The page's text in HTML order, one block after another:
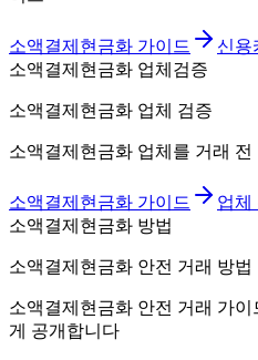
소액결제현금화 가이드
신용
소액결제현금화 업체검증
소액결제현금화 업체 검증
소액결제현금화 업체를 거래 전
소액결제현금화 가이드
업체
소액결제현금화 방법
소액결제현금화 안전 거래 방법
소액결제현금화 안전 거래 가
게 공개합니다